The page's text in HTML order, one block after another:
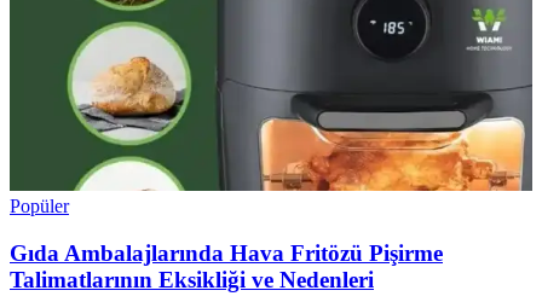
Popüler
Gıda Ambalajlarında Hava Fritözü Pişirme
Talimatlarının Eksikliği ve Nedenleri